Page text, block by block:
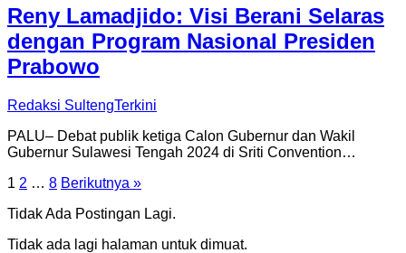
Reny Lamadjido: Visi Berani Selaras
dengan Program Nasional Presiden
Prabowo
Redaksi SultengTerkini
PALU– Debat publik ketiga Calon Gubernur dan Wakil
Gubernur Sulawesi Tengah 2024 di Sriti Convention…
Paginasi
pos
1 2 … 8 Berikutnya »
Tidak Ada Postingan Lagi.
Tidak ada lagi halaman untuk dimuat.